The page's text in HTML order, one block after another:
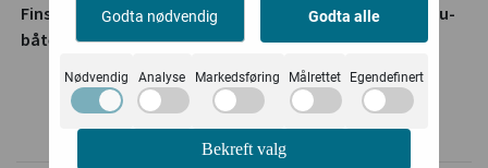
Finske kvalitetsårer på 9 Fot - 270cm. Perfekt til f.eks alu-
båter i bredde 150-160 cm og alle andre båttyper.
Godta nødvendig Godta alle
Nødvendig Analyse Markedsføring Målrettet Egendefinert
Bekreft valg